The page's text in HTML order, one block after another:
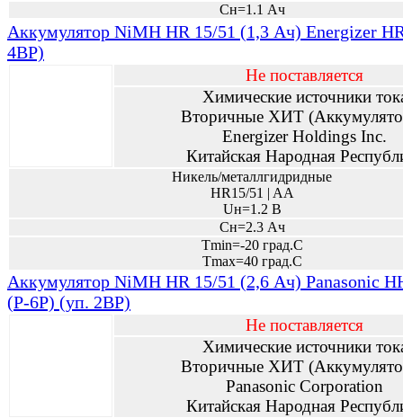
Сн=1.1 Ач
Аккумулятор NiMH HR 15/51 (1,3 Ач) Energizer
4BP)
Не поставляется
Химические источники
Вторичные ХИТ
Energizer Holdings Inc.
Китайская Народная
Никель/металлгидридные
HR15/51 | AA
Uн=1.2 В
Сн=2.3 Ач
Tmin=-20 град.С
Tmax=40 град.С
Аккумулятор NiMH HR 15/51 (2,6 Ач) Panasonic
(P-6P) (уп. 2BP)
Не поставляется
Химические источники
Вторичные ХИТ
Panasonic Corporation
Китайская Народная